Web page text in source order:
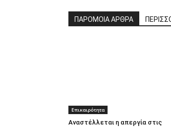
ΠΑΡΟΜΟΙΑ ΑΡΘΡΑ
Επικαιρότητα
Αναστέλλεται η απεργία στις